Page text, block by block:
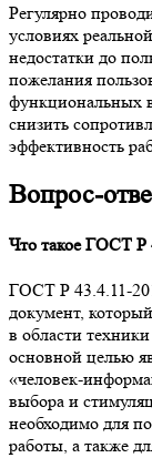
Регулярно
условиях
недостатки до
пожелания
функциональных
снизить
эффективность
Вопрос-
Что такое ГОСТ Р
ГОСТ Р 43.4.11-
документ,
в области
основной целью
«человек-
выбора и
необходимо для
работы, а также